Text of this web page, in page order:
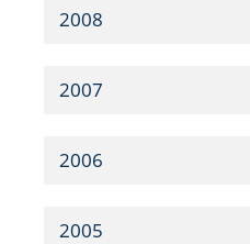
2008
2007
2006
2005